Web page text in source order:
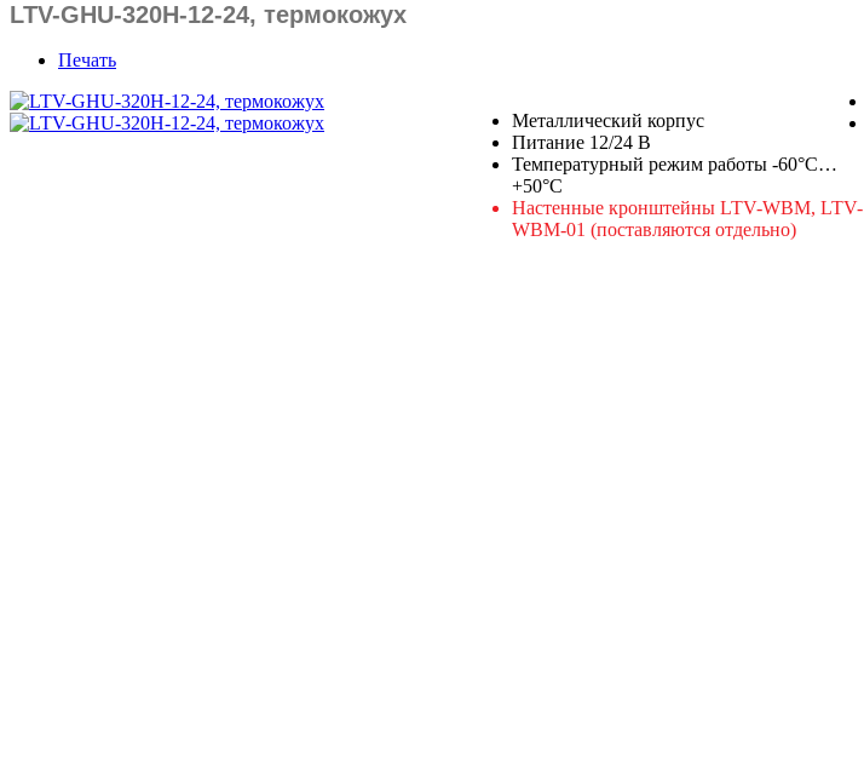
LTV-GHU-320H-12-24, термокожух
Печать
Металлический корпус
Питание 12/24 В
Температурный режим работы -60°С…
+50°С
Настенные кронштейны LTV-WBM, LTV-
WBM-01 (поставляются отдельно)